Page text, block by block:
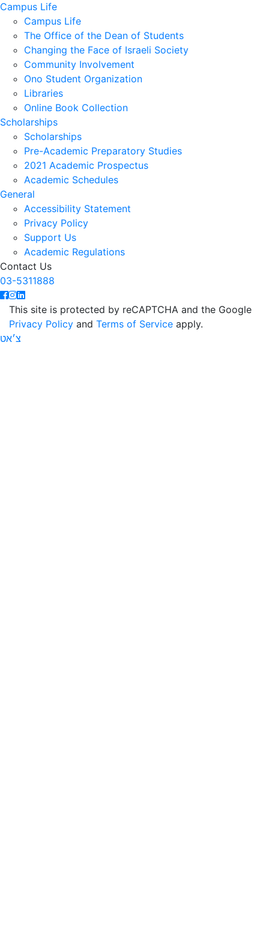
Campus Life
Campus Life
The Office of the Dean of Students
Changing the Face of Israeli Society
Community Involvement
Ono Student Organization
Libraries
Online Book Collection
Scholarships
Scholarships
Pre-Academic Preparatory Studies
2021 Academic Prospectus
Academic Schedules
General
Accessibility Statement
Privacy Policy
Support Us
Academic Regulations
Contact Us
03-5311888
This site is protected by reCAPTCHA and the Google
Privacy Policy and Terms of Service apply.
צ׳אט